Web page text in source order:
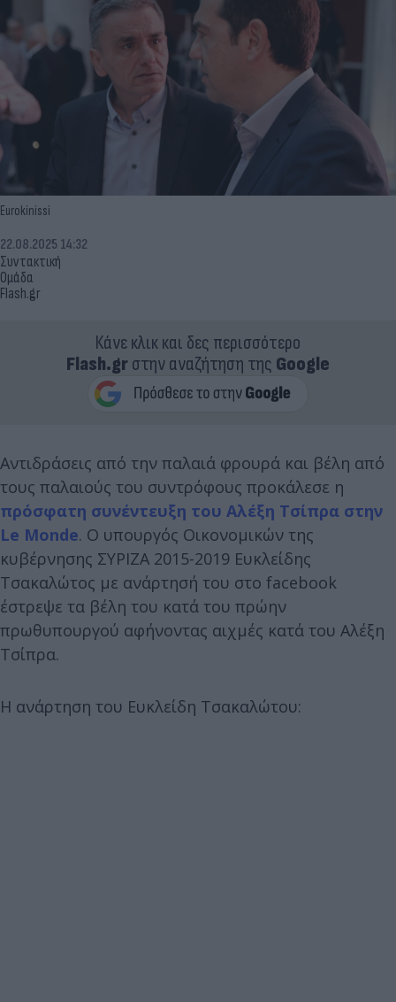
Eurokinissi
Συντακτική
Ομάδα
Flash.gr
22.08.2025 14:32
Κάνε κλικ και δες περισσότερο
Flash.grστην αναζήτηση της Google
Αντιδράσεις από την παλαιά φρουρά και βέλη από
τους παλαιούς του συντρόφους προκάλεσε η
πρόσφατη συνέντευξη του Αλέξη Τσίπρα στην
Le Monde. Ο υπουργός Οικονομικών της
κυβέρνησης ΣΥΡΙΖΑ 2015-2019 Ευκλείδης
Τσακαλώτος με ανάρτησή του στο facebook
έστρεψε τα βέλη του κατά του πρώην
πρωθυπουργού αφήνοντας αιχμές κατά του Αλέξη
Τσίπρα.
Η ανάρτηση του Ευκλείδη Τσακαλώτου: